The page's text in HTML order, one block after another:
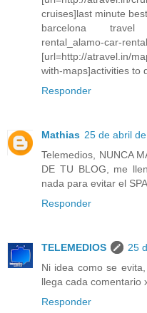
cruises]last minute
barcelona travel
rental_alamo-car-
[url=http://atravel.in/
with-maps]activities to
Responder
Mathias 25 de abril
Telemedios, NUNCA
DE TU BLOG, me
nada para evitar el
Responder
TELEMEDIOS
25
Ni idea como se
llega cada comentario
Responder